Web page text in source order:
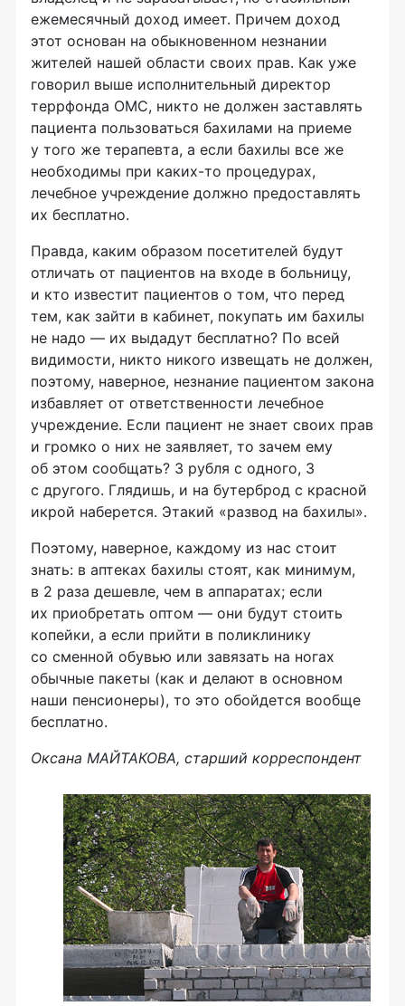
ежемесячный доход имеет. Причем доход
этот основан на обыкновенном незнании
жителей нашей области своих прав. Как уже
говорил выше исполнительный директор
террфонда ОМС, никто не должен заставлять
пациента пользоваться бахилами на приеме
у того же терапевта, а если бахилы все же
необходимы при каких-то процедурах,
лечебное учреждение должно предоставлять
их бесплатно.
Правда, каким образом посетителей будут
отличать от пациентов на входе в больницу,
и кто известит пациентов о том, что перед
тем, как зайти в кабинет, покупать им бахилы
не надо — их выдадут бесплатно? По всей
видимости, никто никого извещать не должен,
поэтому, наверное, незнание пациентом закона
избавляет от ответственности лечебное
учреждение. Если пациент не знает своих прав
и громко о них не заявляет, то зачем ему
об этом сообщать? 3 рубля с одного, 3
с другого. Глядишь, и на бутерброд с красной
икрой наберется. Этакий «развод на бахилы».
Поэтому, наверное, каждому из нас стоит
знать: в аптеках бахилы стоят, как минимум,
в 2 раза дешевле, чем в аппаратах; если
их приобретать оптом — они будут стоить
копейки, а если прийти в поликлинику
со сменной обувью или завязать на ногах
обычные пакеты (как и делают в основном
наши пенсионеры), то это обойдется вообще
бесплатно.
Оксана МАЙТАКОВА, старший корреспондент